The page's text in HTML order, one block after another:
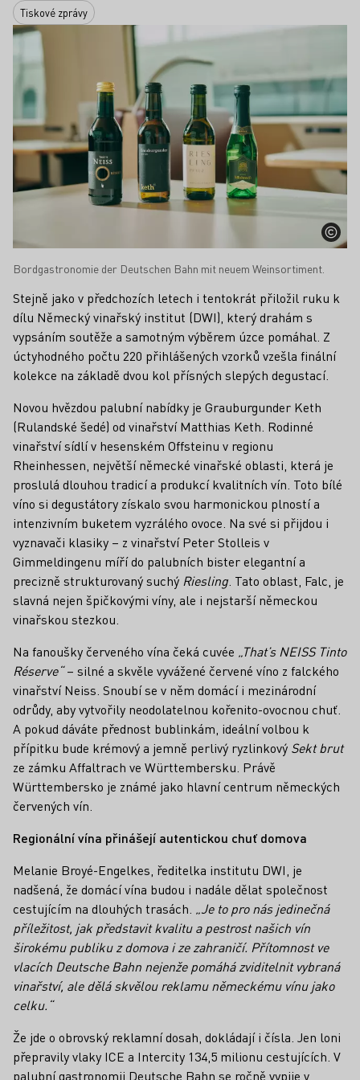
Tiskové zprávy
Bordgastronomie der Deutschen Bahn mit neuem Weinsortiment.
Stejně jako v předchozích letech i tentokrát přiložil ruku k
dílu Německý vinařský institut (DWI), který drahám s
vypsáním soutěže a samotným výběrem úzce pomáhal. Z
úctyhodného počtu 220 přihlášených vzorků vzešla finální
kolekce na základě dvou kol přísných slepých degustací.
Novou hvězdou palubní nabídky je Grauburgunder Keth
(Rulandské šedé) od vinařství Matthias Keth. Rodinné
vinařství sídlí v hesenském Offsteinu v regionu
Rheinhessen, největší německé vinařské oblasti, která je
proslulá dlouhou tradicí a produkcí kvalitních vín. Toto bílé
víno si degustátory získalo svou harmonickou plností a
intenzivním buketem vyzrálého ovoce. Na své si přijdou i
vyznavači klasiky – z vinařství Peter Stolleis v
Gimmeldingenu míří do palubních bister elegantní a
precizně strukturovaný suchý Riesling . Tato oblast, Falc, je
slavná nejen špičkovými víny, ale i nejstarší německou
vinařskou stezkou.
Na fanoušky červeného vína čeká cuvée „That’s NEISS Tinto
Réserve“– silné a skvěle vyvážené červené víno z falckého
vinařství Neiss. Snoubí se v něm domácí i mezinárodní
odrůdy, aby vytvořily neodolatelnou kořenito-ovocnou chuť.
A pokud dáváte přednost bublinkám, ideální volbou k
přípitku bude krémový a jemně perlivý ryzlinkový Sekt brut
ze zámku Affaltrach ve Württembersku. Právě
Württembersko je známé jako hlavní centrum německých
červených vín.
Regionální vína přinášejí autentickou chuť domova
Melanie Broyé-Engelkes, ředitelka institutu DWI, je
nadšená, že domácí vína budou i nadále dělat společnost
cestujícím na dlouhých trasách. „Je to pro nás jedinečná
příležitost, jak představit kvalitu a pestrost našich vín
širokému publiku z domova i ze zahraničí. Přítomnost ve
vlacích Deutsche Bahn nejenže pomáhá zviditelnit vybraná
vinařství, ale dělá skvělou reklamu německému vínu jako
celku.“
Že jde o obrovský reklamní dosah, dokládají i čísla. Jen loni
přepravily vlaky ICE a Intercity 134,5 milionu cestujících. V
palubní gastronomii Deutsche Bahn se ročně vypije v